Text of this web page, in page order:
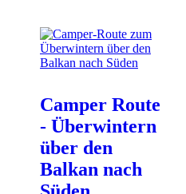
Camper Route
- Überwintern
über den
Balkan nach